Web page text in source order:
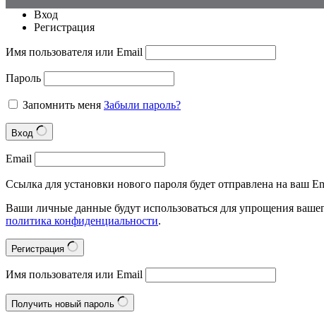
Вход
Регистрация
Имя пользователя или Email
Пароль
Запомнить меня Забыли пароль?
Вход
Email
Ссылка для установки нового пароля будет отправлена на ваш
Ваши личные данные будут использоваться для упрощения
политика конфиденциальности.
Регистрация
Имя пользователя или Email
Получить новый пароль